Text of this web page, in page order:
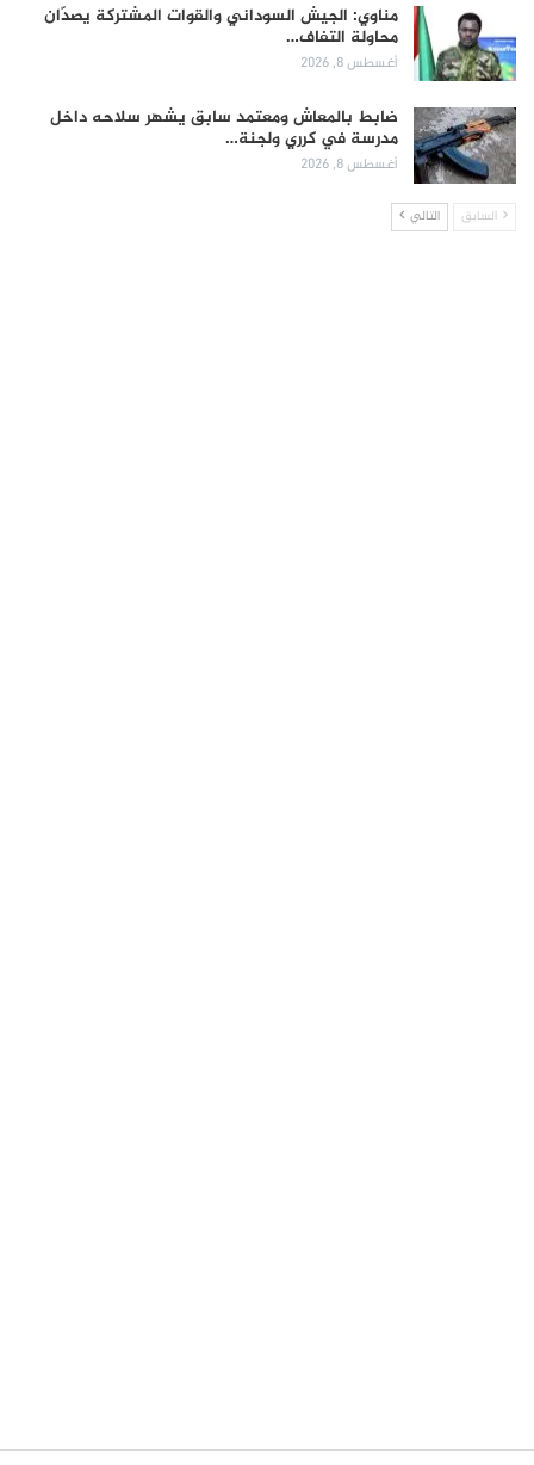
مناوي: الجيش السوداني والقوات المشتركة يصدّان
محاولة التفاف…
أغسطس 8, 2026
ضابط بالمعاش ومعتمد سابق يشهر سلاحه داخل
مدرسة في كرري ولجنة…
أغسطس 8, 2026
السابق التالي